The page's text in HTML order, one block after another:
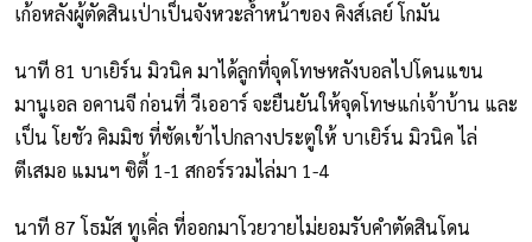
เก้อหลังผู้ตัดสินเป่าเป็นจังหวะล้ำหน้าของ คิงส์เลย์ โกมัน
นาที 81 บาเยิร์น มิวนิค มาได้ลูกที่จุดโทษหลังบอลไปโดนแขน
มานูเอล อคานจี ก่อนที่ วีเออาร์ จะยืนยันให้จุดโทษแก่เจ้าบ้าน และ
เป็น โยชัว คิมมิช ที่ซัดเข้าไปกลางประตูให้ บาเยิร์น มิวนิค ไล่
ตีเสมอ แมนฯ ซิตี้ 1-1 สกอร์รวมไล่มา 1-4
นาที 87 โธมัส ทูเคิ่ล ที่ออกมาโวยวายไม่ยอมรับคำตัดสินโดน